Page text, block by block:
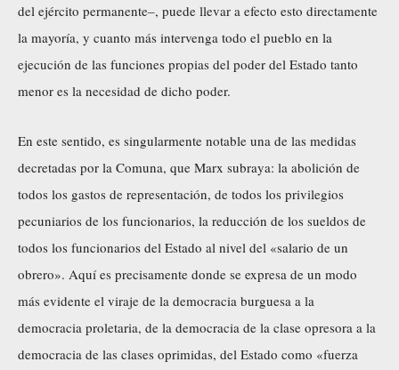
del ejército permanente–, puede llevar a efecto esto directamente
la mayoría, y cuanto más intervenga todo el pueblo en la
ejecución de las funciones propias del poder del Estado tanto
menor es la necesidad de dicho poder.
En este sentido, es singularmente notable una de las medidas
decretadas por la Comuna, que Marx subraya: la abolición de
todos los gastos de representación, de todos los privilegios
pecuniarios de los funcionarios, la reducción de los sueldos de
todos los funcionarios del Estado al nivel del «salario de un
obrero». Aquí es precisamente donde se expresa de un modo
más evidente el viraje de la democracia burguesa a la
democracia proletaria, de la democracia de la clase opresora a la
democracia de las clases oprimidas, del Estado como «fuerza